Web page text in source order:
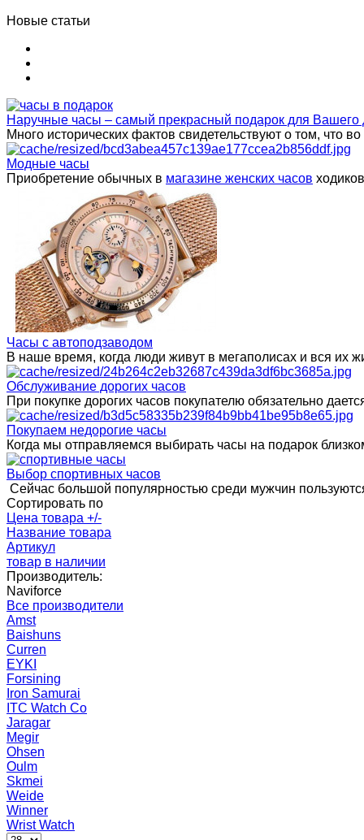
Новые статьи
Наручные часы – самый прекрасный подарок для Вашего
Много исторических фактов свидетельствуют о том, что
Модные часы
Приобретение обычных в магазине женских часов
Часы с автоподзаводом
В наше время, когда люди живут в мегаполисах и вся
Обслуживание дорогих часов
При покупке дорогих часов покупателю обязательно
Покупаем недорогие часы
Когда мы отправляемся выбирать часы на подарок
Выбор спортивных часов
Сейчас большой популярностью среди мужчин
Сортировать по
Цена товара +/-
Название товара
Артикул
товар в наличии
Производитель:
Naviforce
Все производители
Amst
Baishuns
Curren
EYKI
Forsining
Iron Samurai
ITC Watch Co
Jaragar
Megir
Ohsen
Oulm
Skmei
Weide
Winner
Wrist Watch